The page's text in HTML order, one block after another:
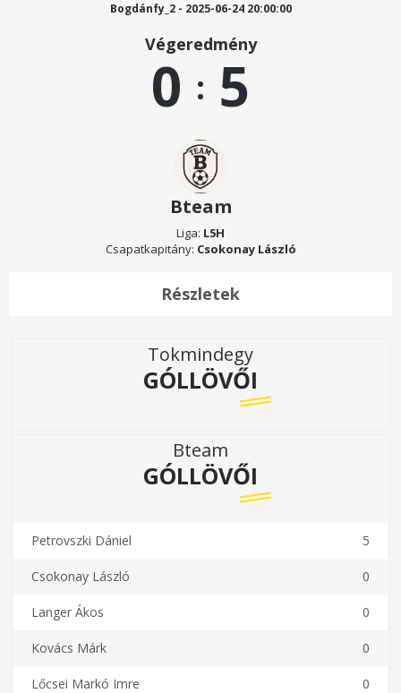
Bogdánfy_2 - 2025-06-24 20:00:00
Végeredmény
0 : 5
Bteam
Liga: L5H
Csapatkapitány: Csokonay László
Részletek
Tokmindegy
GÓLLÖVŐI
Bteam
GÓLLÖVŐI
Petrovszki Dániel 5
Csokonay László 0
Langer Ákos 0
Kovács Márk 0
Lőcsei Markó Imre 0